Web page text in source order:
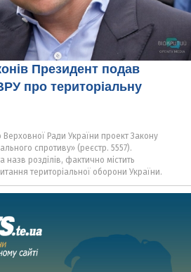
Президент подав
про територіальну
Ради України проект Закону
спротиву» (реєстр. 5557).
назв розділів, фактично містить
територіальної оборони України.